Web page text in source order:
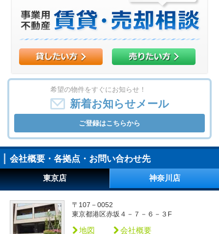
希望の物件をすぐにお知らせ！
新着お知らせメール
ご登録はこちらから
会社概要・各拠点・お問い合わせ先
東京店 神奈川店
〒107－0052
東京都港区赤坂４－７－６－３F
地図 会社概要